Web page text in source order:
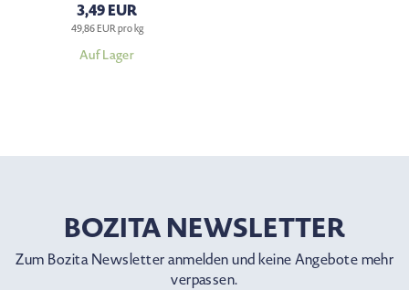
3,49 EUR
49,86 EUR pro kg
Auf Lager
BOZITA NEWSLETTER
Zum Bozita Newsletter anmelden und keine Angebote mehr
verpassen.